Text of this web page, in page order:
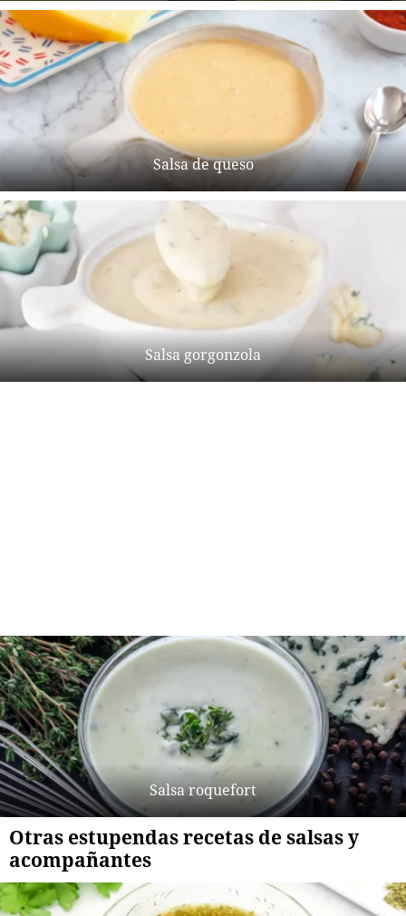
Salsa de queso
Salsa gorgonzola
Salsa roquefort
Otras estupendas recetas de salsas y
acompañantes